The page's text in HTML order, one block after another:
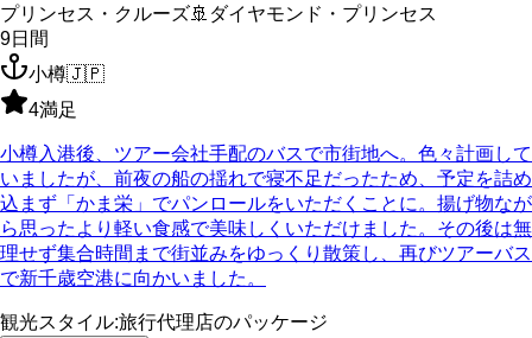
プリンセス・クルーズ🚢 ダイヤモンド・プリンセス
9日間
小樽🇯🇵
4満足
小樽入港後、ツアー会社手配のバスで市街地へ。色々計画して
いましたが、前夜の船の揺れで寝不足だったため、予定を詰め
込まず「かま栄」でパンロールをいただくことに。揚げ物なが
ら思ったより軽い食感で美味しくいただけました。その後は無
理せず集合時間まで街並みをゆっくり散策し、再びツアーバス
で新千歳空港に向かいました。
観光スタイル:旅行代理店のパッケージ